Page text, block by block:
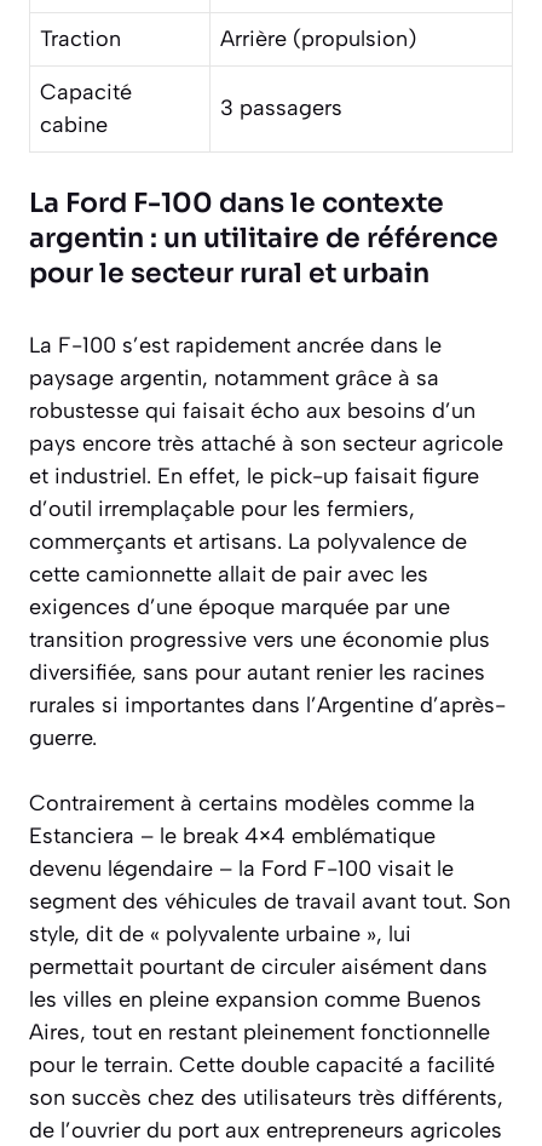
Traction
Arrière (propulsion)
Capacité
cabine
3 passagers
La Ford F-100 dans le contexte
argentin : un utilitaire de référence
pour le secteur rural et urbain
La F-100 s’est rapidement ancrée dans le
paysage argentin, notamment grâce à sa
robustesse qui faisait écho aux besoins d’un
pays encore très attaché à son secteur agricole
et industriel. En effet, le pick-up faisait figure
d’outil irremplaçable pour les fermiers,
commerçants et artisans. La polyvalence de
cette camionnette allait de pair avec les
exigences d’une époque marquée par une
transition progressive vers une économie plus
diversifiée, sans pour autant renier les racines
rurales si importantes dans l’Argentine d’après-
guerre.
Contrairement à certains modèles comme la
Estanciera – le break 4×4 emblématique
devenu légendaire – la Ford F-100 visait le
segment des véhicules de travail avant tout. Son
style, dit de « polyvalente urbaine », lui
permettait pourtant de circuler aisément dans
les villes en pleine expansion comme Buenos
Aires, tout en restant pleinement fonctionnelle
pour le terrain. Cette double capacité a facilité
son succès chez des utilisateurs très différents,
de l’ouvrier du port aux entrepreneurs agricoles